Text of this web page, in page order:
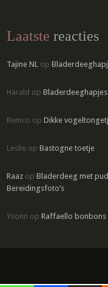
Laatste reacties
Tajine NL op
Harald op
Remco opDikke
Leslie opBastogne toetje
Raaz opBladerdeeg met
Bereidingsfoto’s
Yvonn opRaffaello bonbons